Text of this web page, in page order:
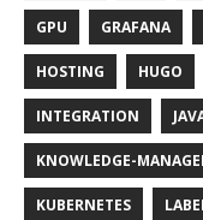
GPU GRAFANA
HOSTING HUGO
INTEGRATION
KNOWLEDGE-
KUBERNETES